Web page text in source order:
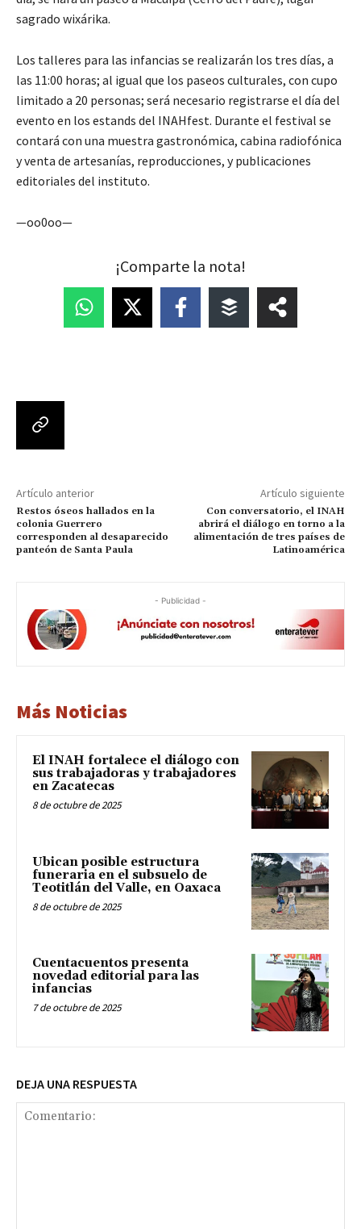
sagrado wixárika.
Los talleres para las infancias se realizarán los tres días, a
las 11:00 horas; al igual que los paseos culturales, con cupo
limitado a 20 personas; será necesario registrarse el día del
evento en los estands del INAHfest. Durante el festival se
contará con una muestra gastronómica, cabina radiofónica
y venta de artesanías, reproducciones, y publicaciones
editoriales del instituto.
—oo0oo—
¡Comparte la nota!
Artículo anterior
Restos óseos hallados en la
colonia Guerrero
corresponden al desaparecido
panteón de Santa Paula
Artículo siguiente
Con conversatorio, el INAH
abrirá el diálogo en torno a la
alimentación de tres países de
Latinoamérica
- Publicidad -
Más Noticias
El INAH fortalece el diálogo con
sus trabajadoras y trabajadores
en Zacatecas
8 de octubre de 2025
Ubican posible estructura
funeraria en el subsuelo de
Teotitlán del Valle, en Oaxaca
8 de octubre de 2025
Cuentacuentos presenta
novedad editorial para las
infancias
7 de octubre de 2025
DEJA UNA RESPUESTA